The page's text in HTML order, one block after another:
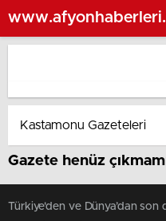
Gazete henüz
Türkiye'den ve Dünya’dan son